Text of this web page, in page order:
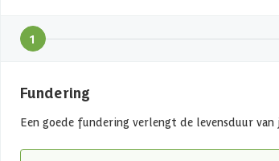
1
Fundering
Een goede fundering verlengt de levensduur